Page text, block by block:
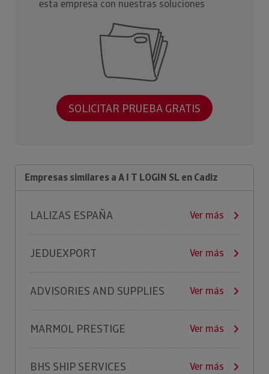
esta empresa con nuestras soluciones
SOLICITAR PRUEBA GRATIS
Empresas similares a A I T LOGIN SL en Cadiz
LALIZAS ESPAÑA Ver más
JEDUEXPORT Ver más
ADVISORIES AND SUPPLIES Ver más
MARMOL PRESTIGE Ver más
BHS SHIP SERVICES Ver más